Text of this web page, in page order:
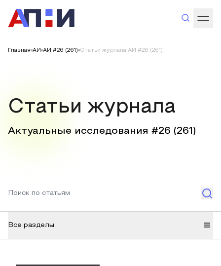
Главная АИ АИ #26 (261) Статьи журнала АИ #26 (261)
Статьи журнала
Актуальные исследования #26 (261 )
Все разделы